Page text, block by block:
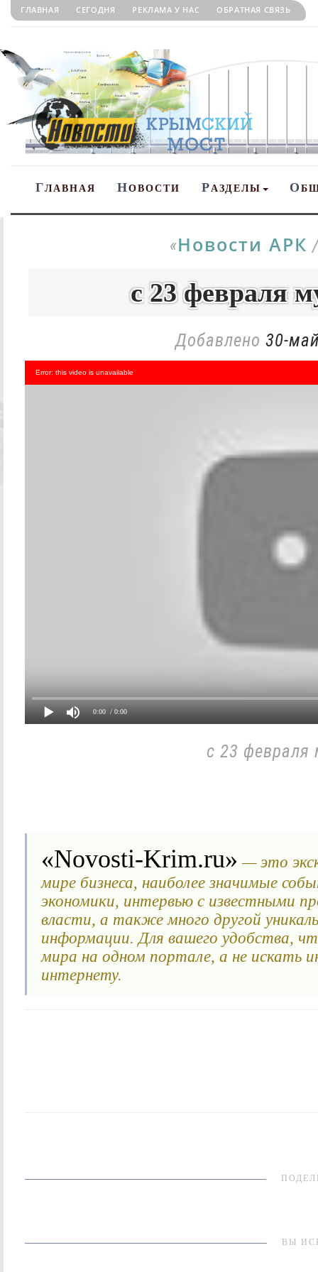
ГЛАВНАЯ СЕГОДНЯ РЕКЛАМА У НАС ОБРАТНАЯ СВЯЗЬ
ГЛАВНАЯ НОВОСТИ РАЗДЕЛЫ О
«Новости АРК
с 23 февраля
Добавлено 30-
0:00 / 0:00
Error: this video is unavailable
с 23 февраля
«Novosti-Krim.ru» — это
мире бизнеса, наиболее значимые
экономики, интервью с известными
власти, а также много другой
информации. Для вашего удобства,
мира на одном портале, а не искать
интернету.
ВЫ